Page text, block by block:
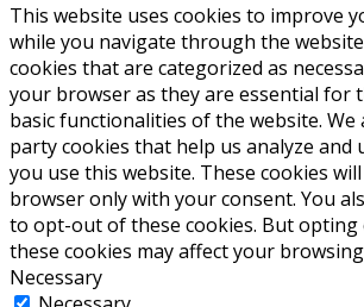
This website uses cookies to improve
while you navigate through the
cookies that are categorized as
your browser as they are essential for
basic functionalities of the website. We
party cookies that help us analyze and
you use this website. These cookies
browser only with your consent. You
to opt-out of these cookies. But
these cookies may affect your
Necessary